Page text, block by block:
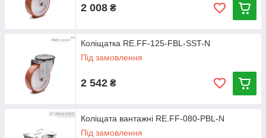
2 008 ₴
Коліщатка RE.FF-125-FBL-SST-N
Під замовлення
2 542 ₴
Коліщата вантажні RE.FF-080-PBL-N
Під замовлення